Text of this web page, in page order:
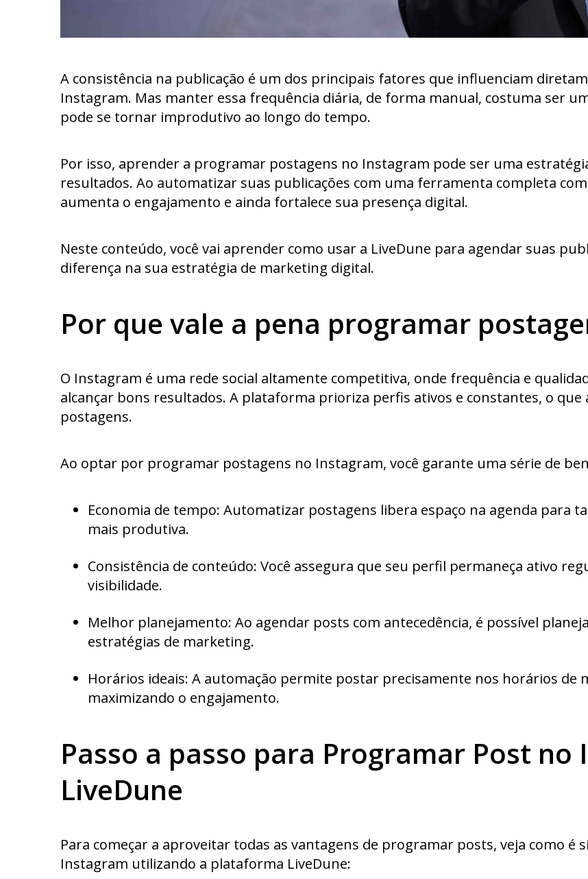
A consistência na publicação é um dos principais fatores que influenciam
Instagram. Mas manter essa frequência diária, de forma manual, costuma ser
pode se tornar improdutivo ao longo do tempo.
Por isso, aprender a programar postagens no Instagram pode ser uma
resultados. Ao automatizar suas publicações com uma ferramenta completa
aumenta o engajamento e ainda fortalece sua presença digital.
Neste conteúdo, você vai aprender como usar a LiveDune para agendar suas
diferença na sua estratégia de marketing digital.
Por que vale a pena programar
O Instagram é uma rede social altamente competitiva, onde frequência e
alcançar bons resultados. A plataforma prioriza perfis ativos e constantes, o que
postagens.
Ao optar por programar postagens no Instagram, você garante uma série de
Economia de tempo: Automatizar postagens libera espaço na agenda para
mais produtiva.
Consistência de conteúdo: Você assegura que seu perfil permaneça ativo
visibilidade.
Melhor planejamento: Ao agendar posts com antecedência, é possível
estratégias de marketing.
Horários ideais: A automação permite postar precisamente nos horários de
maximizando o engajamento.
Passo a passo para Programar Post
LiveDune
Para começar a aproveitar todas as vantagens de programar posts, veja como é
Instagram utilizando a plataforma LiveDune: